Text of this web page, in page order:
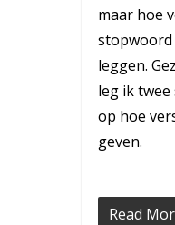
maar hoe
leggen.
leg ik
op hoe
geven.
Read